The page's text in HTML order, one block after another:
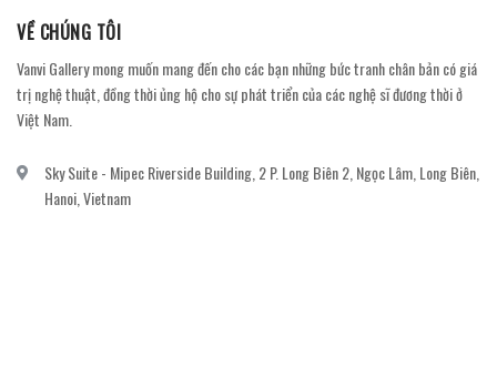
VỀ CHÚNG TÔI
Vanvi Gallery mong muốn mang đến cho các bạn những bức tranh chân bản có giá
trị nghệ thuật, đồng thời ủng hộ cho sự phát triển của các nghệ sĩ đương thời ở
Việt Nam.
Sky Suite - Mipec Riverside Building, 2 P. Long Biên 2, Ngọc Lâm, Long Biên,
Hanoi, Vietnam